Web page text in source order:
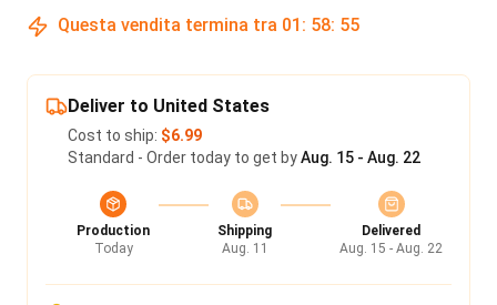
Questa vendita termina tra 01 : 58: 54
Deliver to United States
Cost to ship: $6.99
Standard - Order today to get byAug. 15 - Aug. 22
Production
Today
Shipping
Aug. 11
Delivered
Aug. 15 - Aug. 22